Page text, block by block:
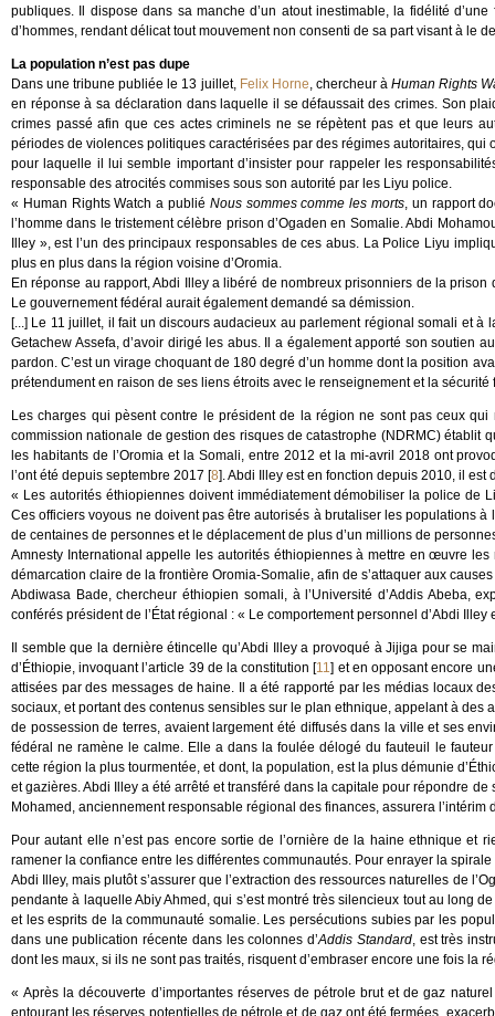
publiques. Il dispose dans sa manche d’un atout inestimable, la fidélité
d’hommes, rendant délicat tout mouvement non consenti de sa part visant à le
La population n’est pas dupe
Dans une tribune publiée le 13 juillet, Felix Horne, chercheur à Human Rights
en réponse à sa déclaration dans laquelle il se défaussait des crimes. Son
crimes passé afin que ces actes criminels ne se répètent pas et que leurs
périodes de violences politiques caractérisées par des régimes autoritaires,
pour laquelle il lui semble important d’insister pour rappeler les
responsable des atrocités commises sous son autorité par les Liyu police.
« Human Rights Watch a publié Nous sommes comme les morts, un rapport
l’homme dans le tristement célèbre prison d’Ogaden en Somalie. Abdi
Illey », est l’un des principaux responsables de ces abus. La Police Liyu
plus en plus dans la région voisine d’Oromia.
En réponse au rapport, Abdi Illey a libéré de nombreux prisonniers de la
Le gouvernement fédéral aurait également demandé sa démission.
[...] Le 11 juillet, il fait un discours audacieux au parlement régional somali et à
Getachew Assefa, d’avoir dirigé les abus. Il a également apporté son soutien
pardon. C’est un virage choquant de 180 degré d’un homme dont la position
prétendument en raison de ses liens étroits avec le renseignement et la
Les charges qui pèsent contre le président de la région ne sont pas ceux
commission nationale de gestion des risques de catastrophe (NDRMC) établit
les habitants de l’Oromia et la Somali, entre 2012 et la mi-avril 2018 ont
l’ont été depuis septembre 2017 [8]. Abdi Illey est en fonction depuis 2010, il
« Les autorités éthiopiennes doivent immédiatement démobiliser la police de
Ces officiers voyous ne doivent pas être autorisés à brutaliser les populations
de centaines de personnes et le déplacement de plus d’un millions de
Amnesty International appelle les autorités éthiopiennes à mettre en œuvre
démarcation claire de la frontière Oromia-Somalie, afin de s’attaquer aux
Abdiwasa Bade, chercheur éthiopien somali, à l’Université d’Addis Abeba,
conférés président de l’État régional : « Le comportement personnel d’Abdi
Il semble que la dernière étincelle qu’Abdi Illey a provoqué à Jijiga pour se
d’Éthiopie, invoquant l’article 39 de la constitution [11] et en opposant encore
attisées par des messages de haine. Il a été rapporté par les médias locaux
sociaux, et portant des contenus sensibles sur le plan ethnique, appelant à
de possession de terres, avaient largement été diffusés dans la ville et ses
fédéral ne ramène le calme. Elle a dans la foulée délogé du fauteuil le
cette région la plus tourmentée, et dont, la population, est la plus démunie
et gazières. Abdi Illey a été arrêté et transféré dans la capitale pour répondre
Mohamed, anciennement responsable régional des finances, assurera
Pour autant elle n’est pas encore sortie de l’ornière de la haine ethnique et
ramener la confiance entre les différentes communautés. Pour enrayer la
Abdi Illey, mais plutôt s’assurer que l’extraction des ressources naturelles de
pendante à laquelle Abiy Ahmed, qui s’est montré très silencieux tout au long
et les esprits de la communauté somalie. Les persécutions subies par les
dans une publication récente dans les colonnes d’Addis Standard, est très
dont les maux, si ils ne sont pas traités, risquent d’embraser encore une fois
« Après la découverte d’importantes réserves de pétrole brut et de gaz
entourant les réserves potentielles de pétrole et de gaz ont été fermées,